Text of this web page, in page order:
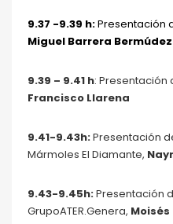
9.37 -9.39 h:Presentación
Miguel Barrera Bermúdez
9.39 – 9.41 h: Presentación
Francisco Llarena
9.41-9.43h:Presentación
Mármoles El Diamante,
9.43-9.45h:Presentación
GrupoATER.Genera,